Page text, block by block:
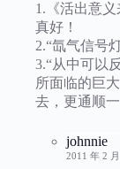
1.《活出意义
真好！
2.“氙气信号
3.“从中可以
所面临的巨
去，更通顺
johnnie
2011 年 2